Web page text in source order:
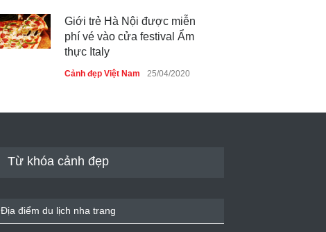
Giới trẻ Hà Nội được miễn
phí vé vào cửa festival Ẩm
thực Italy
Cảnh đẹp Việt Nam 25/04/2020
Cảnh đẹp Việt Nam
Từ khóa cảnh đẹp
Địa điểm du lịch nha trang